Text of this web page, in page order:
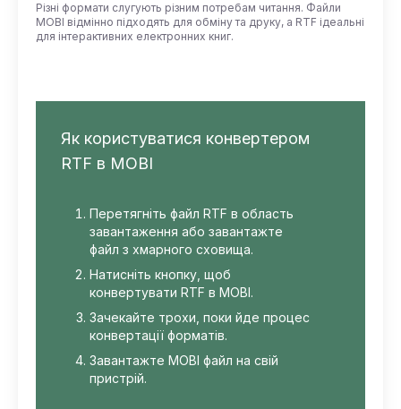
Різні формати слугують різним потребам читання. Файли
MOBI відмінно підходять для обміну та друку, а RTF ідеальні
для інтерактивних електронних книг.
Як користуватися конвертером
RTF в MOBI
Перетягніть файл RTF в область
завантаження або завантажте
файл з хмарного сховища.
Натисніть кнопку, щоб
конвертувати RTF в MOBI.
Зачекайте трохи, поки йде процес
конвертації форматів.
Завантажте MOBI файл на свій
пристрій.